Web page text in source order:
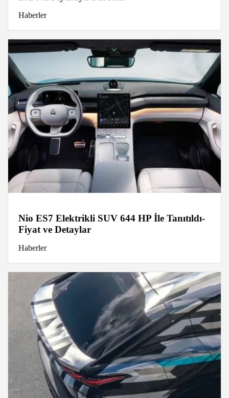
Haberler
Nio ES7 Elektrikli SUV 644 HP İle Tanıtıldı-
Fiyat ve Detaylar
Haberler